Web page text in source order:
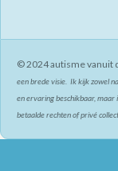
© 2024 autisme vanuit
een brede visie. Ik kijk zowel
en ervaring beschikbaar,
betaalde rechten of privé